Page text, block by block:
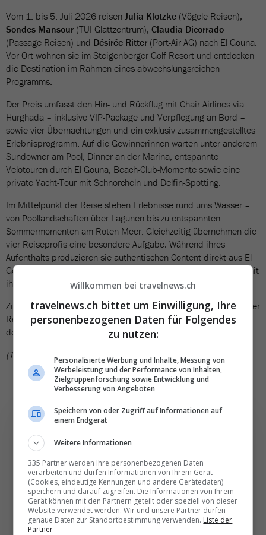
Vom 1. bis 5. Juli 2026 reisen Julia Klotzke (Vögele Reisen),
Sondes Mansour (TUI Glattzentrum), Claudia Dicorrado
(Passage Reisen) und Désirée Ritter (Port-Air AG) nach El Gouna.
Vor Ort wohnen sie im Steigenberger Golf Resort und entdecken
die Destination im Rahmen eines abwechslungsreichen
Programms.
Der Preis umfasst den Hin- und Rückflug mit Chair Airlines via
Hurghada – inklusive VIP-Package und Verpflegung an Bord –
sowie vier Übernachtungen und ein exklusiv zusammengestelltes
Erlebnisprogramm. Auf die Gewinnerinnen warten unter anderem
Sundowner am Pool, Dinner an der Marina, entspannte
Velotouren durch El Gouna, Beach-Club-Momente sowie eine
private Yacht-Tour mit Schnorcheln und Delfin-Spotting.
Im Mittelpunkt der Reise stehen Erlebnisse rund ums Wasser –
von Poollandschaften über Lagunen bis zu entspannten
Sommermomenten am Roten Meer. Gleichzeitig übernehmen die
vier Reiseprofis eine besondere Aufgabe: Während ihres
Aufenthalts produzieren sie authentischen Content direkt aus El
Gouna und teilen ihre Eindrücke über Posts, Reels und Storys mit
ihrer Community.
Ziel der Aktion ist es, Inspiration aus erster Hand in die Schweizer
Reisebüros zu bringen und zu zeigen, weshalb El Gouna auch in
den Sommermonaten ein spannendes Ferienziel ist.
(TN)
Die wichtigsten und
besten News direkt in
Ihr E‑Mail-Postfach
Täglich oder wöchentlich, mit mehr Insights oder
Willkommen bei travelnews.ch
travelnews.ch bittet um Einwilligung, Ihre
personenbezogenen Daten für Folgendes
zu nutzen:
Personalisierte Werbung und Inhalte, Messung von
Werbeleistung und der Performance von Inhalten,
Zielgruppenforschung sowie Entwicklung und
Verbesserung von Angeboten
Speichern von oder Zugriff auf Informationen auf
einem Endgerät
Weitere Informationen
335 Partner werden Ihre personenbezogenen Daten
verarbeiten und dürfen Informationen von Ihrem Gerät
(Cookies, eindeutige Kennungen und andere Gerätedaten)
speichern und darauf zugreifen. Die Informationen von Ihrem
Gerät können mit den Partnern geteilt oder speziell von dieser
Website verwendet werden. Wir und unsere Partner dürfen
genaue Daten zur Standortbestimmung verwenden. Liste der
Partner